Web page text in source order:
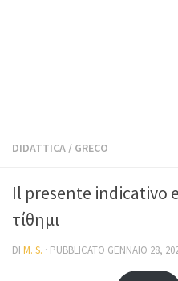
DIDATTICA / GRECO
Il presente indicativo
τίθημι
DI M. S. · PUBBLICATO GENNAIO 28,